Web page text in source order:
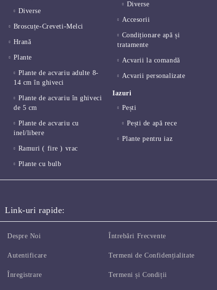
Diverse
Broscuțe-Creveti-Melci
Hrană
Plante
Plante de acvariu adulte 8-
14 cm în ghiveci
Plante de acvariu în ghiveci
de 5 cm
Plante de acvariu cu
inel/libere
Ramuri ( fire ) vrac
Plante cu bulb
Diverse
Accesorii
Condiționare apă și
tratamente
Acvarii la comandă
Acvarii personalizate
Iazuri
Pești
Pești de apă rece
Plante pentru iaz
Link-uri rapide:
Despre Noi
Autentificare
Înregistrare
Întrebări Frecvente
Termeni de Confidențialitate
Termeni și Condiții